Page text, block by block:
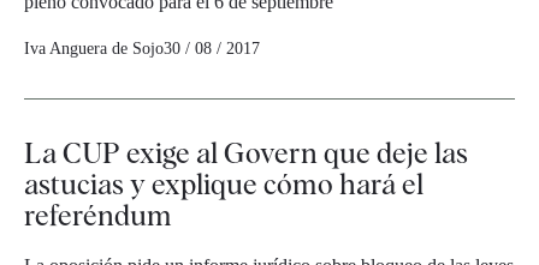
Iva Anguera de Sojo30 / 08 / 2017
La CUP exige al Govern que deje las
astucias y explique cómo hará el
referéndum